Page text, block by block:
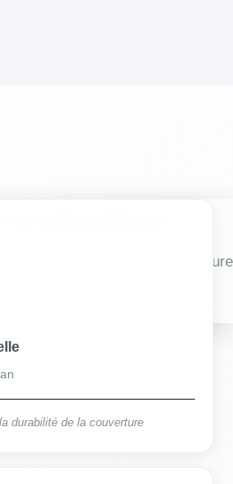
vos travaux de couverture
durabilité de la couverture